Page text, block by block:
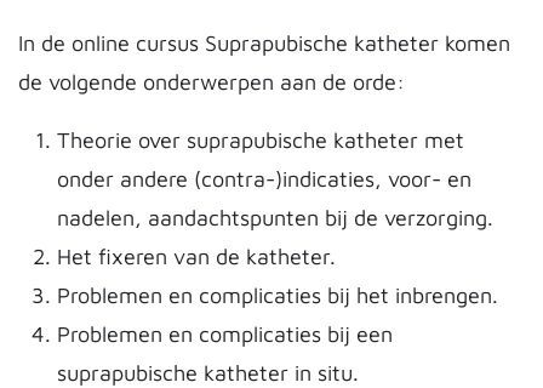
In de online cursus Suprapubische katheter komen
de volgende onderwerpen aan de orde:
Theorie over suprapubische katheter met
onder andere (contra-)indicaties, voor- en
nadelen, aandachtspunten bij de verzorging.
Het fixeren van de katheter.
Problemen en complicaties bij het inbrengen.
Problemen en complicaties bij een
suprapubische katheter in situ.